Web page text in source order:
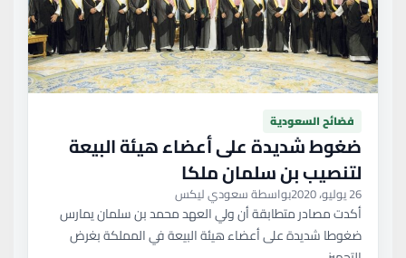
فضائح السعودية
ضغوط شديدة على أعضاء هيئة البيعة
لتنصيب بن سلمان ملكا
26 يوليو، 2020 بواسطة سعودي ليكس
أكدت مصادر متطابقة أن ولي العهد محمد بن سلمان يمارس
ضغوطا شديدة على أعضاء هيئة البيعة في المملكة بغرض